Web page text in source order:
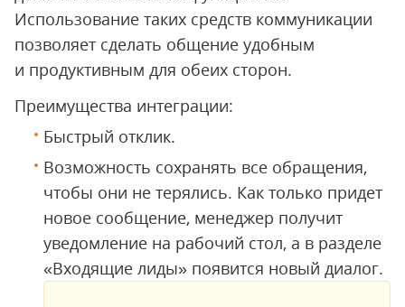
Использование таких средств коммуникации
позволяет сделать общение удобным
и продуктивным для обеих сторон.
Преимущества интеграции:
Быстрый отклик.
Возможность сохранять все обращения,
чтобы они не терялись. Как только придет
новое сообщение, менеджер получит
уведомление на рабочий стол, а в разделе
«Входящие лиды» появится новый диалог.